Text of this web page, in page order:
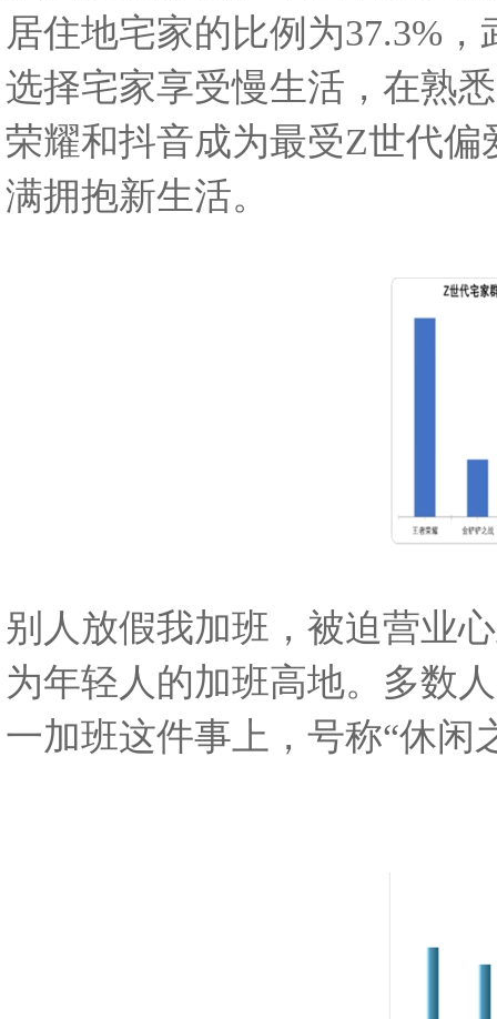
居住地宅家的比例为37.3%
选择宅家享受慢生活，在熟
荣耀和抖音成为最受Z世代
满拥抱新生活。
别人放假我加班，被迫营业
为年轻人的加班高地。多数
一加班这件事上，号称“休闲